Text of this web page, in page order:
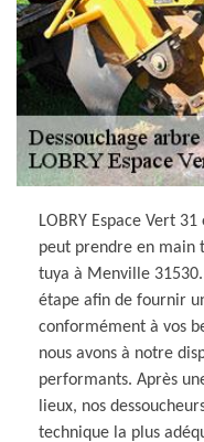
LOBRY Espace Vert
peut prendre en main
tuya à Menville
étape afin de fournir
conformément à vos
nous avons à notre
performants. Après
lieux, nos
technique la plus